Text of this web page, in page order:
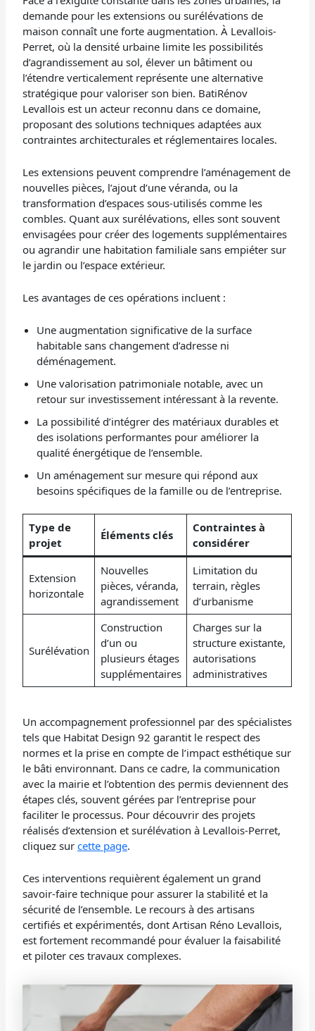
demande pour les extensions ou surélévations de
maison connaît une forte augmentation. À Levallois-
Perret, où la densité urbaine limite les possibilités
d’agrandissement au sol, élever un bâtiment ou
l’étendre verticalement représente une alternative
stratégique pour valoriser son bien. BatiRénov
Levallois est un acteur reconnu dans ce domaine,
proposant des solutions techniques adaptées aux
contraintes architecturales et réglementaires locales.
Les extensions peuvent comprendre l’aménagement de
nouvelles pièces, l’ajout d’une véranda, ou la
transformation d’espaces sous-utilisés comme les
combles. Quant aux surélévations, elles sont souvent
envisagées pour créer des logements supplémentaires
ou agrandir une habitation familiale sans empiéter sur
le jardin ou l’espace extérieur.
Les avantages de ces opérations incluent :
Une augmentation significative de la surface
habitable sans changement d’adresse ni
déménagement.
Une valorisation patrimoniale notable, avec un
retour sur investissement intéressant à la revente.
La possibilité d’intégrer des matériaux durables et
des isolations performantes pour améliorer la
qualité énergétique de l’ensemble.
Un aménagement sur mesure qui répond aux
besoins spécifiques de la famille ou de l’entreprise.
Type de
projet
Éléments clés
Contraintes à
considérer
Extension
horizontale
Nouvelles
pièces, véranda,
agrandissement
Limitation du
terrain, règles
d’urbanisme
Surélévation
Construction
d’un ou
plusieurs étages
supplémentaires
Charges sur la
structure existante,
autorisations
administratives
Un accompagnement professionnel par des spécialistes
tels que Habitat Design 92 garantit le respect des
normes et la prise en compte de l’impact esthétique sur
le bâti environnant. Dans ce cadre, la communication
avec la mairie et l’obtention des permis deviennent des
étapes clés, souvent gérées par l’entreprise pour
faciliter le processus. Pour découvrir des projets
réalisés d’extension et surélévation à Levallois-Perret,
cliquez surcette page.
Ces interventions requièrent également un grand
savoir-faire technique pour assurer la stabilité et la
sécurité de l’ensemble. Le recours à des artisans
certifiés et expérimentés, dont Artisan Réno Levallois,
est fortement recommandé pour évaluer la faisabilité
et piloter ces travaux complexes.